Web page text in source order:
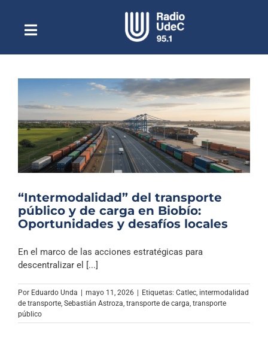
contenidoToggle
NavigationEscuchar Radio UdeC en vivo
Quiénes Somos
Programación
Podcast
Noticias
Columnas
Música Clásica
Especiales
“Intermodalidad” del transporte
público y de carga en Biobío:
Oportunidades y desafíos locales
En el marco de las acciones estratégicas para
descentralizar el [...]
Por Eduardo Unda | mayo 11, 2026 | Etiquetas: Catlec intermodalidad
de transporte Sebastián Astroza transporte de carga transporte
público